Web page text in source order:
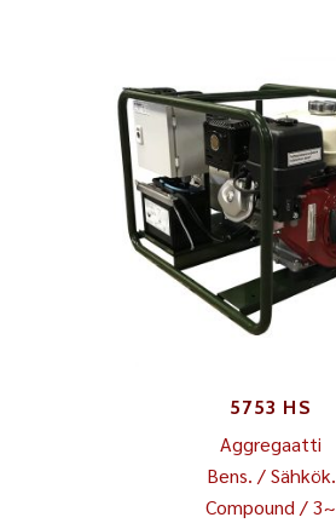
5753 HS
Aggregaatti
Bens. / Sähkök.
Compound / 3~